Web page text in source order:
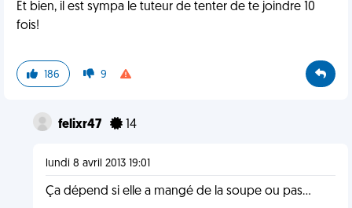
Et bien, il est sympa le tuteur de tenter de te joindre 10
fois!
186 9
felixr47 14
lundi 8 avril 2013 19:01
Ça dépend si elle a mangé de la soupe ou pas...